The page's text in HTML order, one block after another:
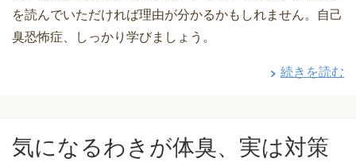
を読んでいただければ理由が分かるかもしれません。自己
臭恐怖症、しっかり学びましょう。
続きを読む
気になるわきが体臭、実は対策